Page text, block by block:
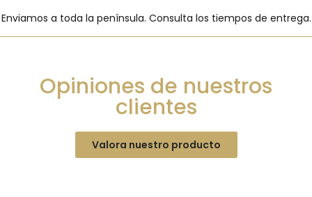
Enviamos a toda la península. Consulta los tiempos de entrega.
Opiniones de nuestros
clientes
Valora nuestro producto